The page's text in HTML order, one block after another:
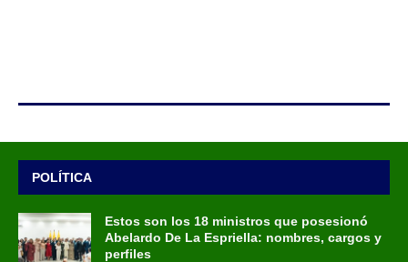
POLÍTICA
Estos son los 18 ministros que posesionó
Abelardo De La Espriella: nombres, cargos y
perfiles